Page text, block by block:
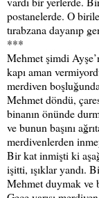
postanelerde. O
tırabzana dayanıp
***
Mehmet şimdi
kapı aman
merdiven
Mehmet döndü,
binanın önünde
ve bunun başını
merdivenlerden
Bir kat inmişti ki
işitti, ışıklar yandı.
Mehmet duymak ve